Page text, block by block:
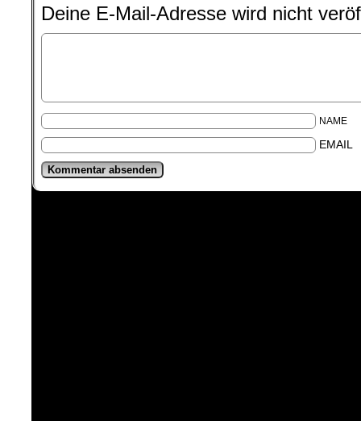
Deine E-Mail-Adresse wird nicht
NAME
EMAIL